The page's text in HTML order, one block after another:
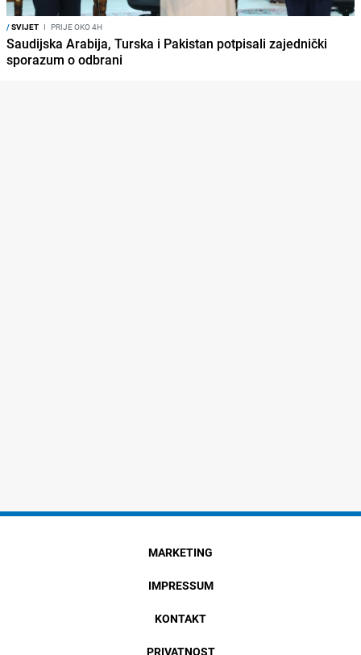
/SVIJET I PRIJE OKO 4H
Saudijska Arabija, Turska i Pakistan potpisali zajednički
sporazum o odbrani
MARKETING
IMPRESSUM
KONTAKT
PRIVATNOST